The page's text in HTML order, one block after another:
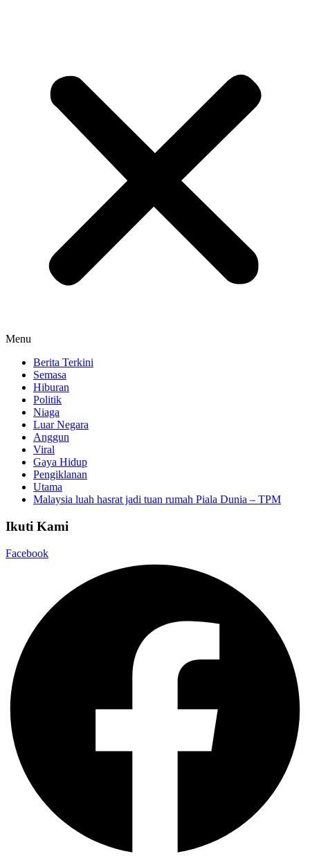
Menu
Berita Terkini
Semasa
Hiburan
Politik
Niaga
Luar Negara
Anggun
Viral
Gaya Hidup
Pengiklanan
Utama
Malaysia luah hasrat jadi tuan rumah Piala Dunia – TPM
Ikuti Kami
Facebook